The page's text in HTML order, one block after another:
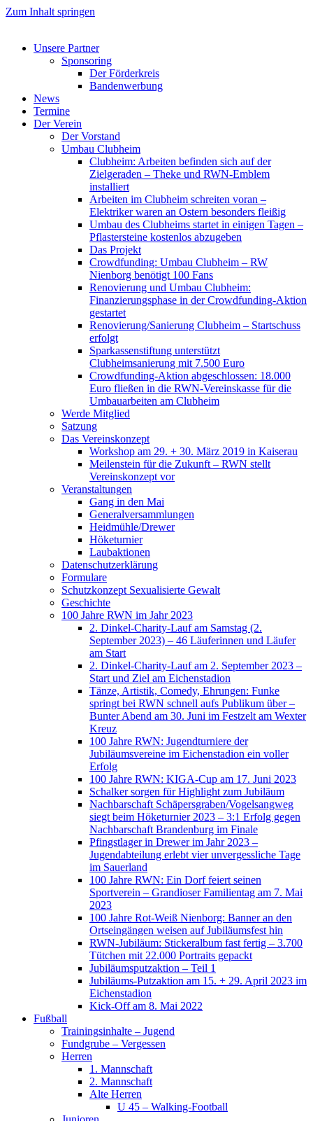
Zum Inhalt springen
Unsere Partner
Sponsoring
Der Förderkreis
Bandenwerbung
News
Termine
Der Verein
Der Vorstand
Umbau Clubheim
Clubheim: Arbeiten befinden sich auf der
Zielgeraden – Theke und RWN-Emblem
installiert
Arbeiten im Clubheim schreiten voran –
Elektriker waren an Ostern besonders fleißig
Umbau des Clubheims startet in einigen Tagen –
Pflastersteine kostenlos abzugeben
Das Projekt
Crowdfunding: Umbau Clubheim – RW
Nienborg benötigt 100 Fans
Renovierung und Umbau Clubheim:
Finanzierungsphase in der Crowdfunding-Aktion
gestartet
Renovierung/Sanierung Clubheim – Startschuss
erfolgt
Sparkassenstiftung unterstützt
Clubheimsanierung mit 7.500 Euro
Crowdfunding-Aktion abgeschlossen: 18.000
Euro fließen in die RWN-Vereinskasse für die
Umbauarbeiten am Clubheim
Werde Mitglied
Satzung
Das Vereinskonzept
Workshop am 29. + 30. März 2019 in Kaiserau
Meilenstein für die Zukunft – RWN stellt
Vereinskonzept vor
Veranstaltungen
Gang in den Mai
Generalversammlungen
Heidmühle/Drewer
Höketurnier
Laubaktionen
Datenschutzerklärung
Formulare
Schutzkonzept Sexualisierte Gewalt
Geschichte
100 Jahre RWN im Jahr 2023
2. Dinkel-Charity-Lauf am Samstag (2.
September 2023) – 46 Läuferinnen und Läufer
am Start
2. Dinkel-Charity-Lauf am 2. September 2023 –
Start und Ziel am Eichenstadion
Tänze, Artistik, Comedy, Ehrungen: Funke
springt bei RWN schnell aufs Publikum über –
Bunter Abend am 30. Juni im Festzelt am Wexter
Kreuz
100 Jahre RWN: Jugendturniere der
Jubiläumsvereine im Eichenstadion ein voller
Erfolg
100 Jahre RWN: KIGA-Cup am 17. Juni 2023
Schalker sorgen für Highlight zum Jubiläum
Nachbarschaft Schäpersgraben/Vogelsangweg
siegt beim Höketurnier 2023 – 3:1 Erfolg gegen
Nachbarschaft Brandenburg im Finale
Pfingstlager in Drewer im Jahr 2023 –
Jugendabteilung erlebt vier unvergessliche Tage
im Sauerland
100 Jahre RWN: Ein Dorf feiert seinen
Sportverein – Grandioser Familientag am 7. Mai
2023
100 Jahre Rot-Weiß Nienborg: Banner an den
Ortseingängen weisen auf Jubiläumsfest hin
RWN-Jubiläum: Stickeralbum fast fertig – 3.700
Tütchen mit 22.000 Portraits gepackt
Jubiläumsputzaktion – Teil 1
Jubiläums-Putzaktion am 15. + 29. April 2023 im
Eichenstadion
Kick-Off am 8. Mai 2022
Fußball
Trainingsinhalte – Jugend
Fundgrube – Vergessen
Herren
1. Mannschaft
2. Mannschaft
Alte Herren
U 45 – Walking-Football